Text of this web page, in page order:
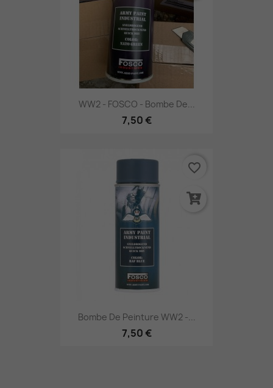
WW2 - FOSCO - Bombe De...
7,50 €
Bombe De Peinture WW2 -...
7,50 €
favorite_border